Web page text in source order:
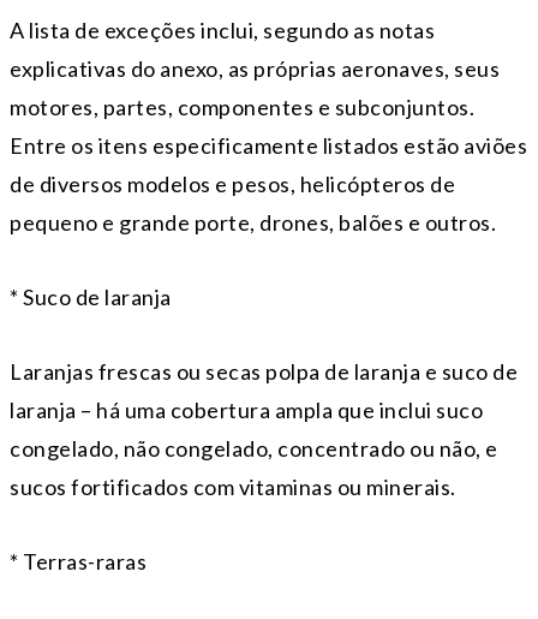
A lista de exceções inclui, segundo as notas
explicativas do anexo, as próprias aeronaves, seus
motores, partes, componentes e subconjuntos.
Entre os itens especificamente listados estão aviões
de diversos modelos e pesos, helicópteros de
pequeno e grande porte, drones, balões e outros.
* Suco de laranja
Laranjas frescas ou secas polpa de laranja e suco de
laranja – há uma cobertura ampla que inclui suco
congelado, não congelado, concentrado ou não, e
sucos fortificados com vitaminas ou minerais.
* Terras-raras